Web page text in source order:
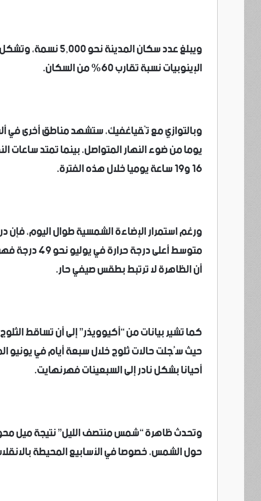
ويبلغ عدد سكان
الإينوبيات نسبة تقارب 60% من السكان.
يوما من ضوء النهار المتواصل، بينما تمتد ساعات
16 و19 ساعة يوميا خلال هذه الفترة.
ورغم استمرار الإضاءة الشمسية طوال اليوم، فإن
أن الظاهرة لا ترتبط بطقس صيفي حار.
كما تشير بيانات من “أكيوويذر” إلى أن تساقط
حيث سُجلت حالات ثلوج خلال سبعة أيام في يونيو
أحيانا بشكل نادر إلى السبعينات فهرنهايت.
حول الشمس، خصوصا في الأسابيع المحيطة بالانقلاب